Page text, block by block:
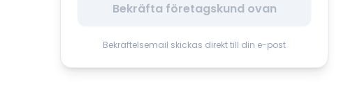
Bekräfta företagskund ovan
Bekräftelsemail skickas direkt till din e-post